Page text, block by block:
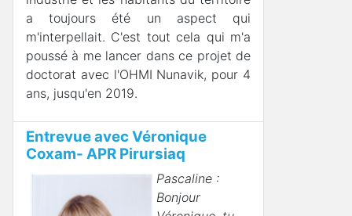
a toujours été un aspect qui
m'interpellait. C'est tout cela qui m'a
poussé à me lancer dans ce projet de
doctorat avec l'OHMI Nunavik, pour 4
ans, jusqu'en 2019.
Entrevue avec Véronique
Coxam- APR Pirursiaq
Pascaline :
Bonjour